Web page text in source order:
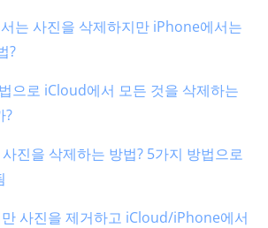
는 사진을 삭제하지만 iPhone에서는
?
으로 iCloud에서 모든 것을 삭제하는
?
진을 삭제하는 방법? 5가지 방법으로
사진을 제거하고 iCloud/iPhone에서